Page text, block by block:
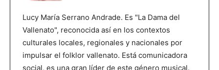
Lucy María Serrano Andrade. Es "La Dama del
Vallenato", reconocida así en los contextos
culturales locales, regionales y nacionales por
impulsar el folklor vallenato. Está comunicadora
social, es una gran líder de este género musical.